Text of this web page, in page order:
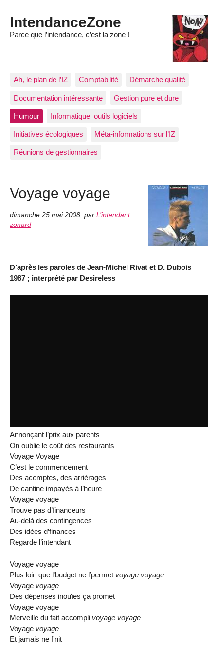
IntendanceZone
Parce que l’intendance, c’est la zone !
Ah, le plan de l’IZ Comptabilité Démarche qualité
Documentation intéressante Gestion pure et dure
Humour Informatique, outils logiciels
Initiatives écologiques Méta-informations sur l’IZ
Réunions de gestionnaires
Voyage voyage
dimanche 25 mai 2008 par L’intendant
zonard
D’après les paroles de Jean-Michel Rivat et D. Dubois
1987 ; interprété par Desireless
Annonçant l’prix aux parents
On oublie le coût des restaurants
Voyage Voyage
C’est le commencement
Des acomptes, des arriérages
De cantine impayés à l’heure
Voyage voyage
Trouve pas d’financeurs
Au-delà des contingences
Des idées d’finances
Regarde l’intendant
Voyage voyage
Plus loin que l’budget ne l’permet voyage voyage
Voyage voyage
Des dépenses inouïes ça promet
Voyage voyage
Merveille du fait accompli voyage voyage
Voyage voyage
Et jamais ne finit